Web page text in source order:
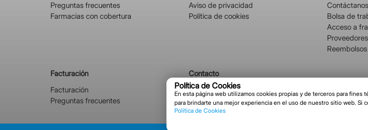
Política de Cookies
En esta página web utilizamos cookies propias y de terceros para fines
para brindarte una mejor experiencia en el uso de nuestro sitio web. Si
Política de Cookies
Preguntas frecuentes
Farmacias con cobertura
Aviso de privacidad
Política de cookies
Contáctanos
Bolsa de
Acceso a
Reembolsos
Facturación
Facturación
Preguntas frecuentes
Contacto
Alemania 10, Col. Independencia, C.P.
03630, Benito Juárez, CDMX.